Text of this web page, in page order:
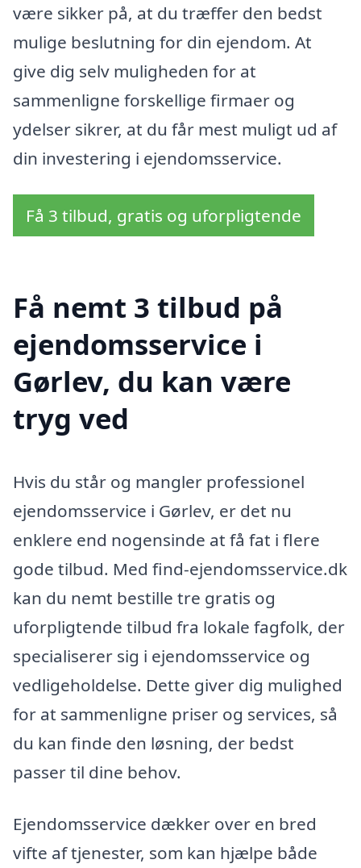
være sikker på, at du træffer den bedst
mulige beslutning for din ejendom. At
give dig selv muligheden for at
sammenligne forskellige firmaer og
ydelser sikrer, at du får mest muligt ud af
din investering i ejendomsservice.
Få 3 tilbud, gratis og uforpligtende
Få nemt 3 tilbud på
ejendomsservice i
Gørlev, du kan være
tryg ved
Hvis du står og mangler professionel
ejendomsservice i Gørlev, er det nu
enklere end nogensinde at få fat i flere
gode tilbud. Med find-ejendomsservice.dk
kan du nemt bestille tre gratis og
uforpligtende tilbud fra lokale fagfolk, der
specialiserer sig i ejendomsservice og
vedligeholdelse. Dette giver dig mulighed
for at sammenligne priser og services, så
du kan finde den løsning, der bedst
passer til dine behov.
Ejendomsservice dækker over en bred
vifte af tjenester, som kan hjælpe både